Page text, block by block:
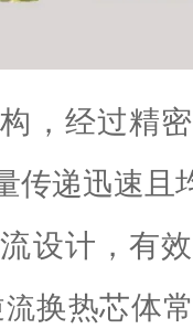
，经过精
传递迅速且
设计，有
流换热芯体